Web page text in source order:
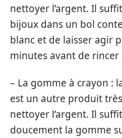
nettoyer l’argent. Il
bijoux dans un bol
blanc et de laisser agir
minutes avant de rincer
– La gomme à crayon :
est un autre produit
nettoyer l’argent. Il
doucement la gomme